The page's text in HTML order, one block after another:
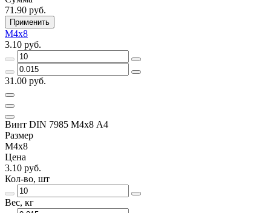
71.90 руб.
Применить
М4х8
3.10 руб.
31.00 руб.
Винт DIN 7985 М4х8 A4
Размер
М4х8
Цена
3.10 руб.
Кол-во, шт
Вес, кг